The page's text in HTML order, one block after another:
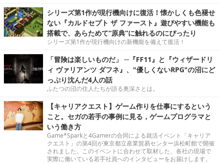
シリーズ第1作が現行機向けに復活！懐かしくも色褪せ
ない『カルドセプト ザ ファースト』遊びやすい機能も
搭載で、あらためて“原典”に触れるのにぴったり
シリーズ第1作が現行機向けの新機能を備えて復活！
「冒険は楽しいものだ」 ─『FF11』と『ウィザードリ
ィ ヴァリアンツ ダフネ』、"優しくないRPG"の沼にど
っぷり沈んだ4人の話
ふたつの沼の住人たちが語る奥深さとは。
【キャリアクエスト】ゲーム作りを仕事にするという
こと。セガの若手の事例に見る，ゲームプログラマと
いう働き方
Game*Sparkと4Gamerの合同による就活イベント「キャリア
クエスト」の第4回が東京都立産業貿易センター浜松町館で開催
されました。このイベントに合わせて取材した、各社の現場で
実際に働いている若手社員へのインタビューをお届けします。